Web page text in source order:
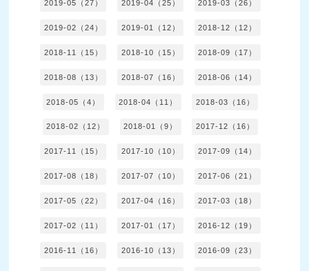
2019-05（27） 2019-04（25） 2019-03（26）
2019-02（24） 2019-01（12） 2018-12（12）
2018-11（15） 2018-10（15） 2018-09（17）
2018-08（13） 2018-07（16） 2018-06（14）
2018-05（4） 2018-04（11） 2018-03（16）
2018-02（12） 2018-01（9） 2017-12（16）
2017-11（15） 2017-10（10） 2017-09（14）
2017-08（18） 2017-07（10） 2017-06（21）
2017-05（22） 2017-04（16） 2017-03（18）
2017-02（11） 2017-01（17） 2016-12（19）
2016-11（16） 2016-10（13） 2016-09（23）